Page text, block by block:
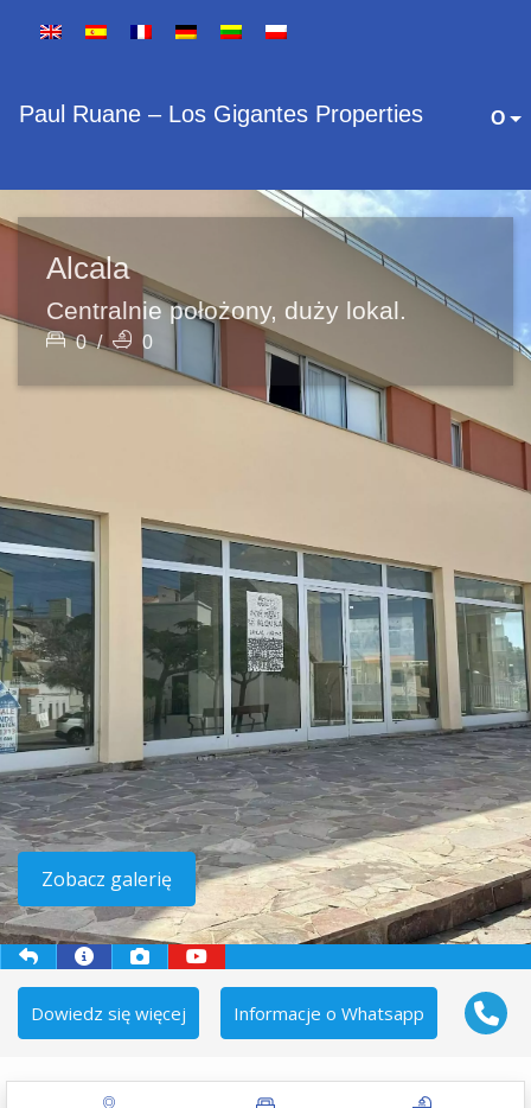
Paul Ruane – Los Gigantes Properties O
Alcala
Centralnie położony, duży lokal.
0 / 0
Zobacz galerię
Dowiedz się więcej Informacje o Whatsapp